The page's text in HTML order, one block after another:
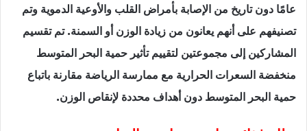
عامًا دون تاريخ من الإصابة بأمراض القلب والأوعية الدموية وتم
تصنيفهم على أنهم يعانون من زيادة الوزن أو السمنة. تم تقسيم
المشاركين إلى مجموعتين لتقييم تأثير حمية البحر المتوسط
منخفضة السعرات الحرارية مع ممارسة الرياضة مقارنة باتباع
حمية البحر المتوسط دون أهداف محددة لإنقاص الوزن.